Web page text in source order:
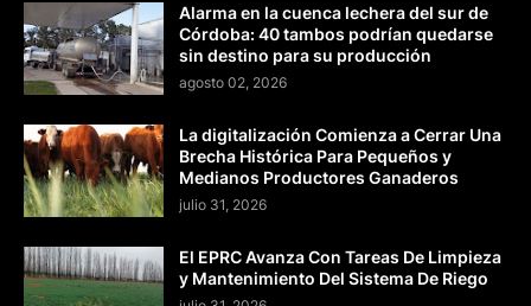
Alarma en la cuenca lechera del sur de
Córdoba: 40 tambos podrían quedarse
sin destino para su producción
agosto 02, 2026
La digitalización Comienza a Cerrar Una
Brecha Histórica Para Pequeños y
Medianos Productores Ganaderos
julio 31, 2026
El EPRC Avanza Con Tareas De Limpieza
y Mantenimiento Del Sistema De Riego